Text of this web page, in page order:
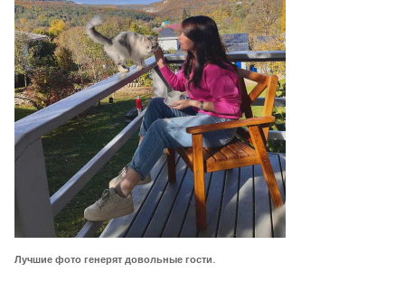
Лучшие фото генерят довольные гости.